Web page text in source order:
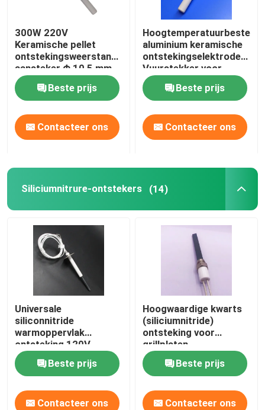
Commerciële ozonmachine
Draagbare ozonmachine
Hoogspanningsweerstand
300W 220V
Keramische pellet
ontstekingsweerstand
aansteker Φ 10,5 mm
Beste prijs
Contacteer ons
aluminium keramische
ontstekingselektroden
Vuurstekker voor
pelletkachel
Beste prijs
Contacteer ons
Siliciumnitrure-ontstekers (14)
Universale
siliconnitride
warmoppervlak
ontsteking 120V
Beste prijs
Contacteer ons
Hoogwaardige kwarts
(siliciumnitride)
ontsteking voor
grillplaten
Beste prijs
Contacteer ons